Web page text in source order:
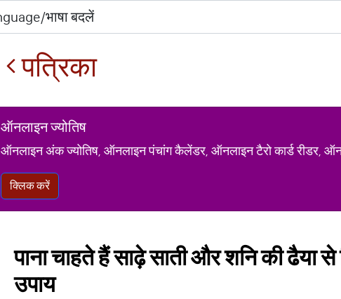
पत्रिका
ऑनलाइन ज्योतिष
ऑनलाइन अंक ज्योतिष, ऑनलाइन पंचांग कैलेंडर, ऑनलाइन टैरो कार्ड रीडर,
क्लिक करें
पाना चाहते हैं साढ़े साती और शनि की
उपाय